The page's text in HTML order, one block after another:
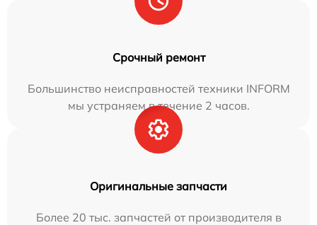
Срочный ремонт
Большинство неисправностей техники INFORM
мы устраняем в течение 2 часов.
Оригинальные запчасти
Более 20 тыс. запчастей от производителя в